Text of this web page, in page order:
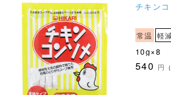
チキン
常温 軽
10g×8
540 円